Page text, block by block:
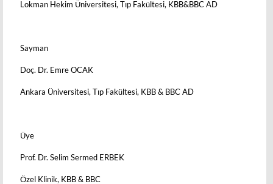
Lokman Hekim Üniversitesi, Tıp Fakültesi, KBB&BBC AD
Sayman
Doç. Dr. Emre OCAK
Ankara Üniversitesi, Tıp Fakültesi, KBB & BBC AD
Üye
Prof. Dr. Selim Sermed ERBEK
Özel Klinik, KBB & BBC